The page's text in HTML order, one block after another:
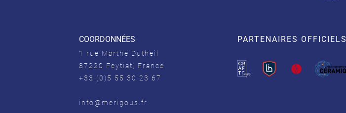
COORDONNÉES
1 rue Marthe Dutheil
87220 Feytiat, France
+33 (0)5 55 30 23 67
info@merigous.fr
PARTENAIRES OFFICIELS